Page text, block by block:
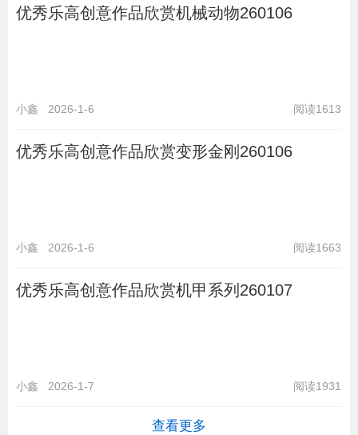
优秀乐高创意作品欣赏机械动物260106
小鑫 2026-1-6 阅读1613
优秀乐高创意作品欣赏变形金刚260106
小鑫 2026-1-6 阅读1663
优秀乐高创意作品欣赏机甲系列260107
小鑫 2026-1-7 阅读1931
查看更多